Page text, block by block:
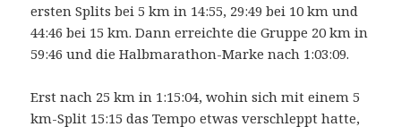
ersten Splits bei 5 km in 14:55, 29:49 bei 10 km und
44:46 bei 15 km. Dann erreichte die Gruppe 20 km in
59:46 und die Halbmarathon-Marke nach 1:03:09.
Erst nach 25 km in 1:15:04, wohin sich mit einem 5
km-Split 15:15 das Tempo etwas verschleppt hatte,